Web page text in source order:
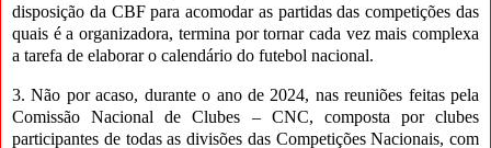
disposição da CBF para acomodar as partidas das competições das
quais é a organizadora, termina por tornar cada vez mais complexa
a tarefa de elaborar o calendário do futebol nacional.
3. Não por acaso, durante o ano de 2024, nas reuniões feitas pela
Comissão Nacional de Clubes – CNC, composta por clubes
participantes de todas as divisões das Competições Nacionais, com